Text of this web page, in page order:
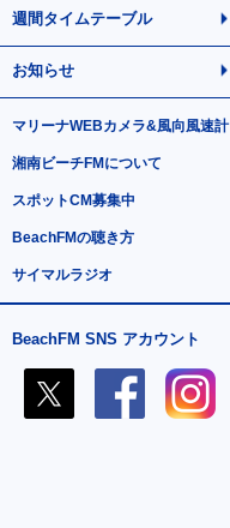
週間タイムテーブル
お知らせ
マリーナWEBカメラ&風向風速計
湘南ビーチFMについて
スポットCM募集中
BeachFMの聴き方
サイマルラジオ
BeachFM SNS アカウント